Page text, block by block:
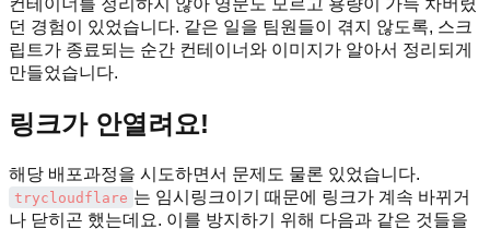
던 경험이 있었습니다. 같은 일을 팀원들이 겪지 않도록, 스크
립트가 종료되는 순간 컨테이너와 이미지가 알아서 정리되게
만들었습니다.
링크가 안열려요!
해당 배포과정을 시도하면서 문제도 물론 있었습니다.
trycloudflare 는 임시링크이기 때문에 링크가 계속 바뀌거
나 닫히곤 했는데요. 이를 방지하기 위해 다음과 같은 것들을